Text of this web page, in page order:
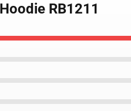
RB1211